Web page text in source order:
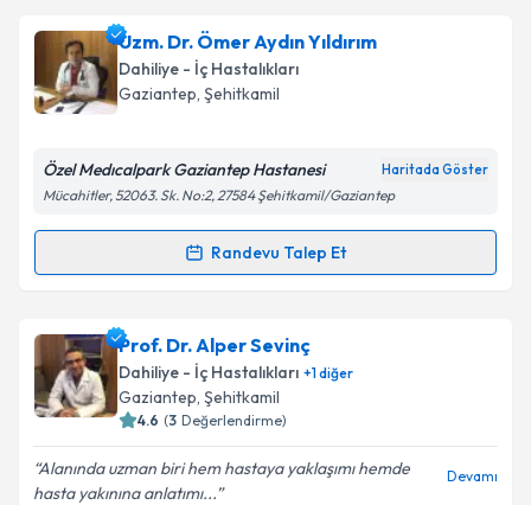
Takvim Talebini Gönder
Prof. Dr. Sinan Akbayramiçin randevu takvimi
talebi oluşturun. Size bu uzmandan randevu almanız
için bir takvim hazırlandığında e-posta ile
bilgilendireceğiz.
Kişisel verilerimin işlenmesine ilişkinAydınlatma
kapsamda işlenmesini kabul ediyorum.
Takvim Talebini Gönder
Uzm. Dr. Ömer Aydın Yıldırım
Dahiliye - İç Hastalıkları
Gaziantep, Şehitkamil
Özel Medıcalpark Gaziantep Hastanesi Haritada Göster
Mücahitler, 52063. Sk. No:2, 27584 Şehitkamil/Gaziantep
Randevu Talep Et
Randevu Takvimi Talebi
Uzm. Dr. Ömer Aydın Yıldırım
talebi oluşturun. Size bu uzmandan randevu almanız
için bir takvim hazırlandığında e-posta ile
bilgilendireceğiz.
E-posta Adresiniz
Prof. Dr. Alper Sevinç
Dahiliye - İç Hastalıkları +1diğer
Gaziantep, Şehitkamil
4.6 (3 Değerlendirme)
Alanında uzman biri hem hastaya yaklaşımı hemde
hasta yakınına anlatımı...
Devamı